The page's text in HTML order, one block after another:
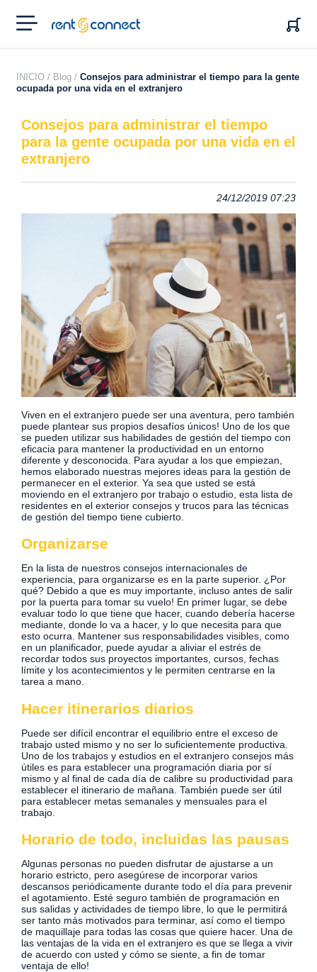
RENT'N
CONNECT
INICIO / Blog / Consejos para administrar el tiempo para la gente
ocupada por una vida en el extranjero
Consejos para administrar el tiempo
para la gente ocupada por una vida en el
extranjero
24/12/2019 07:23
Viven en el extranjero puede ser una aventura, pero también
puede plantear sus propios desafíos únicos! Uno de los que
se pueden utilizar sus habilidades de gestión del tiempo con
eficacia para mantener la productividad en un entorno
diferente y desconocida. Para ayudar a los que empiezan,
hemos elaborado nuestras mejores ideas para la gestión de
permanecer en el exterior. Ya sea que usted se está
moviendo en el extranjero por trabajo o estudio, esta lista de
residentes en el exterior consejos y trucos para las técnicas
de gestión del tiempo tiene cubierto.
Organizarse
En la lista de nuestros consejos internacionales de
experiencia, para organizarse es en la parte superior. ¿Por
qué? Debido a que es muy importante, incluso antes de salir
por la puerta para tomar su vuelo! En primer lugar, se debe
evaluar todo lo que tiene que hacer, cuando debería hacerse
mediante, donde lo va a hacer, y lo que necesita para que
esto ocurra. Mantener sus responsabilidades visibles, como
en un planificador, puede ayudar a aliviar el estrés de
recordar todos sus proyectos importantes, cursos, fechas
límite y los acontecimientos y le permiten centrarse en la
tarea a mano.
Hacer itinerarios diarios
Puede ser difícil encontrar el equilibrio entre el exceso de
trabajo usted mismo y no ser lo suficientemente productiva.
Uno de los trabajos y estudios en el extranjero consejos más
útiles es para establecer una programación diaria por sí
mismo y al final de cada día de calibre su productividad para
establecer el itinerario de mañana. También puede ser útil
para establecer metas semanales y mensuales para el
trabajo.
Horario de todo, incluidas las pausas
Algunas personas no pueden disfrutar de ajustarse a un
horario estricto, pero asegúrese de incorporar varios
descansos periódicamente durante todo el día para prevenir
el agotamiento. Esté seguro también de programación en
sus salidas y actividades de tiempo libre, lo que le permitirá
ser tanto más motivados para terminar, así como el tiempo
de maquillaje para todas las cosas que quiere hacer. Una de
las ventajas de la vida en el extranjero es que se llega a vivir
de acuerdo con usted y cómo se siente, a fin de tomar
ventaja de ello!